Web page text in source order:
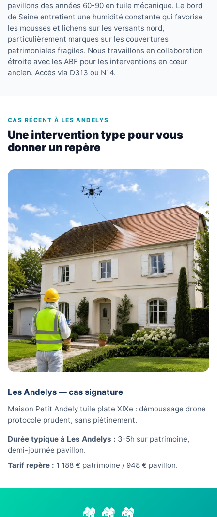
pavillons des années 60-90 en tuile mécanique. Le bord
de Seine entretient une humidité constante qui favorise
les mousses et lichens sur les versants nord,
particulièrement marqués sur les couvertures
patrimoniales fragiles. Nous travaillons en collaboration
étroite avec les ABF pour les interventions en cœur
ancien. Accès via D313 ou N14.
CAS RÉCENT À LES ANDELYS
Une intervention type pour vous
donner un repère
Les Andelys — cas signature
Maison Petit Andely tuile plate XIXe : démoussage drone
protocole prudent, sans piétinement.
Durée typique à Les Andelys : 3-5h sur patrimoine,
demi-journée pavillon.
Tarif repère : 1 188 € patrimoine / 948 € pavillon.
🏘️ 🏘️ 🏘️